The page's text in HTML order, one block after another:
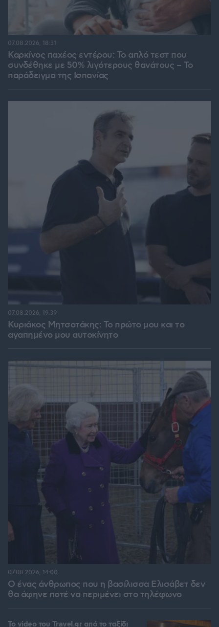
Καρκίνος παχέος εντέρου: Το απλό τεστ που
συνδέθηκε με 50% λιγότερους θανάτους – Το
παράδειγμα της Ισπανίας
07.08.2026, 18:31
Κυριάκος Μητσοτάκης: Το πρώτο μου και το
αγαπημένο μου αυτοκίνητο
07.08.2026, 19:39
Ο ένας άνθρωπος που η βασίλισσα Ελισάβετ δεν
θα άφηνε ποτέ να περιμένει στο τηλέφωνο
07.08.2026, 14:00
To video του Travel.gr από το ταξίδι